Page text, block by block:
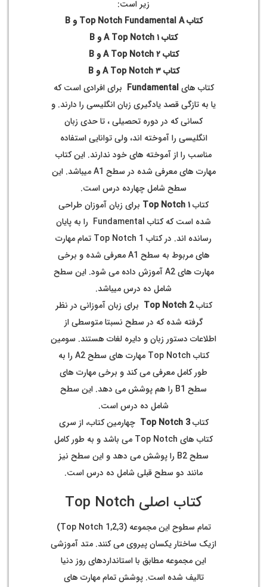
زیر است:
کتاب Top Notch Fundamental A و B
کتاب ۱ A Top Notch و B
کتاب ۲ A Top Notch و B
کتاب ۳ A Top Notch و B
کتاب هایFundamental برای افرادی است که
یا به تازگی قصد یادگیری زبان انگلیسی را دارند. و
کسانی که در دوره تحصیلی ، تا حدی زبان
انگلیسی را آموخته اند، ولی توانایی استفاده
مناسب را از آموخته های خود ندارند. این کتاب
مهارت های معرفی شده در سطح A1 میباشد. این
سطح شامل چهارده درس است.
کتاب۱Top Notch برای زبان آموزان طراحی
شده است که کتاب Fundamental را به پایان
رسانده اند. در کتاب Top Notch 1 تمام مهارت
های مربوط به سطح A1 معرفی شده و برخی
مهارت های A2 آموزش داده می شود. این سطح
شامل ده درس میباشد.
کتابTop Notch 2 برای زبان آموزانی در نظر
گرفته شده که در سطح نسبتا متوسطی از
اطلاعات دستور زبان و دایره لغات هستند. سومین
کتاب Top Notch مهارت های سطح A2 را به
طور کامل معرفی می کند و برخی مهارت های
سطح B1 را هم پوشش می دهد. این سطح
شامل ده درس است.
کتابTop Notch 3 چهارمین کتاب، از سری
کتاب های Top Notch می باشد و به طور کامل
سطح B2 را پوشش می دهد و این سطح نیز
مانند دو سطح قبلی شامل ده درس است.
کتاب اصلی Top Notch
تمام سطوح این مجموعه (Top Notch 1,2,3)
ازیک ساختار یکسان پیروی می کنند. متد آموزشی
این مجموعه مطابق با استانداردهای روز دنیا
تالیف شده است. پوشش تمام مهارت های